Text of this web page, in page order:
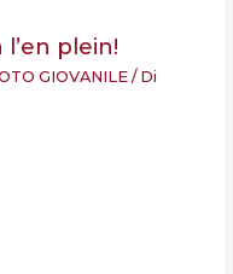
plein!
GIOVANILE/ Di